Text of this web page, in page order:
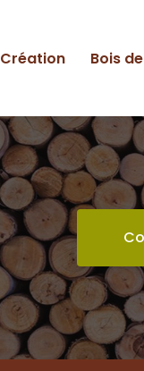
Création Bois